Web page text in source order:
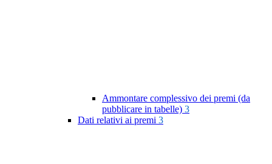
Ammontare complessivo dei premi (da
pubblicare in tabelle) 3
Dati relativi ai premi 3